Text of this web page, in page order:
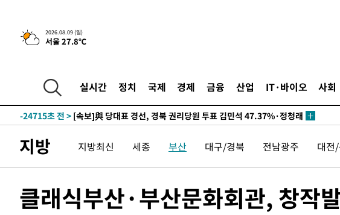
2026.08.09 (일)
서울 27.8℃
실시간 정치 국제 경제 금융 산업 IT·바이오 사회
-27104초 전 >AT마드리드 데뷔 앞둔 이강인, 맨시티전 선발 대신 '벤치 시작'
-25734초 전 > [속보]與 강원·TK 당원투표 합산 김민석 48.54%로 승리…정청래
44.53%
-24908초 전 >
[속보]與전대 권리당원투표…강원·경북 김민석, 대구 정청래 승리
-24715초 전 >
45.71%
-24617초 전 > [속보]與 당대표 경선, 대구 권리당원 투표 정청래 47.82%·김민석
득표
-22332초 전 > "일본축구협회, 대한축구협회 성 접대 의혹 심판 조사"
-14974초 전 >[속보]장은수, KLPGA 제주삼다수 역전 우승…데뷔 10년 차에 첫
-10266초 전 >손흥민, 68분 뛰고 2경기 침묵…LAFC, 톨루카에 1-0 승리(종합)
지방 지방최신 세종 부산 대구/경북 전남광주 대전
클래식부산·부산문화회관, 창작